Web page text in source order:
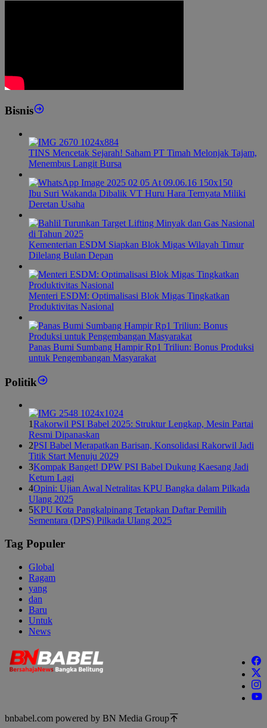
Bisnis
TINS Mencetak Sejarah! Saham PT Timah Melonjak Tajam,
Menembus Langit Bursa
Ibu Suri Wakanda Dibalik VT Huru Hara Ternyata Miliki
Deretan Usaha
Kementerian ESDM Siapkan Blok Migas Wilayah Timur
Dilelang Bulan Depan
Menteri ESDM: Optimalisasi Blok Migas Tingkatkan
Produktivitas Nasional
Panas Bumi Sumbang Hampir Rp1 Triliun: Bonus Produksi
untuk Pengembangan Masyarakat
Politik
1Rakorwil PSI Babel 2025: Struktur Lengkap, Mesin Partai
Resmi Dipanaskan
2PSI Babel Merapatkan Barisan, Konsolidasi Rakorwil Jadi
Titik Start Menuju 2029
3Kompak Banget! DPW PSI Babel Dukung Kaesang Jadi
Ketum Lagi
4Opini: Ujian Awal Netralitas KPU Bangka dalam Pilkada
Ulang 2025
5KPU Kota Pangkalpinang Tetapkan Daftar Pemilih
Sementara (DPS) Pilkada Ulang 2025
Tag Populer
Global
Ragam
yang
dan
Baru
Untuk
News
bnbabel.com powered by BN Media Group